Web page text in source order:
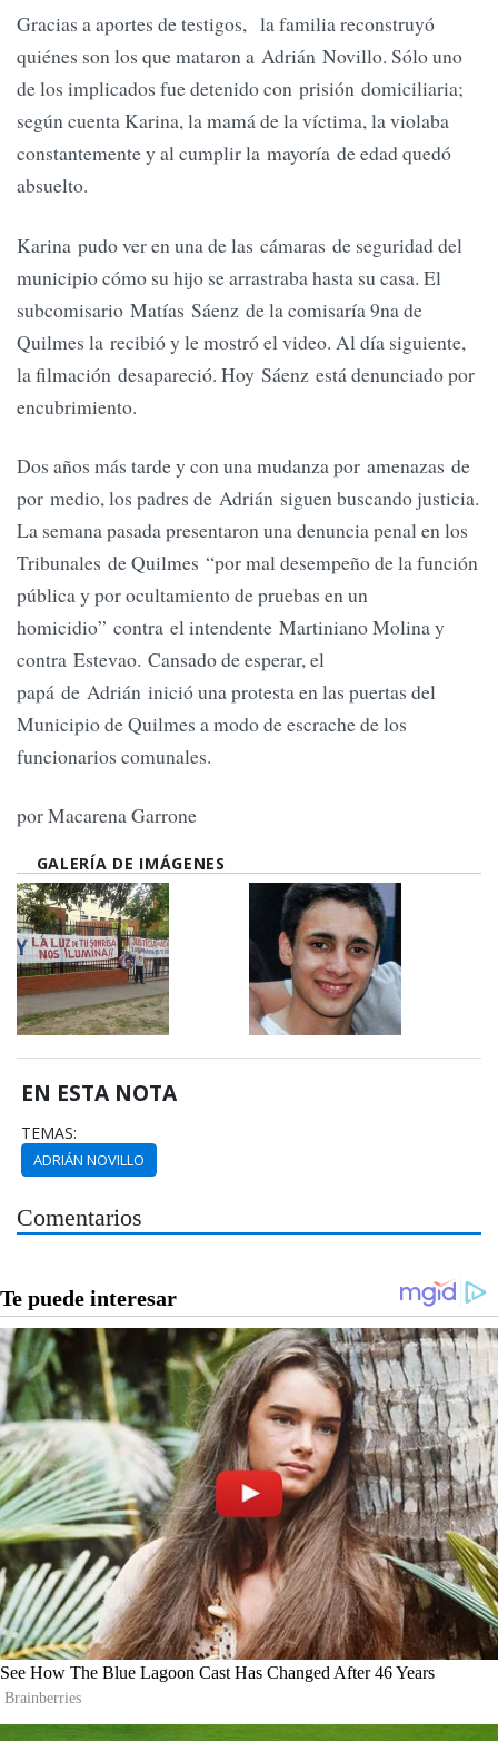
Gracias a aportes de testigos, la familia reconstruyó
quiénes son los que mataron a Adrián Novillo. Sólo uno
de los implicados fue detenido con prisión domiciliaria;
según cuenta Karina, la mamá de la víctima, la violaba
constantemente y al cumplir la mayoría de edad quedó
absuelto.
Karina pudo ver en una de las cámaras de seguridad del
municipio cómo su hijo se arrastraba hasta su casa. El
subcomisario Matías Sáenz de la comisaría 9na de
Quilmes la recibió y le mostró el video. Al día siguiente,
la filmación desapareció. Hoy Sáenz está denunciado por
encubrimiento.
Dos años más tarde y con una mudanza por amenazas de
por medio, los padres de Adrián siguen buscando justicia.
La semana pasada presentaron una denuncia penal en los
Tribunales de Quilmes “por mal desempeño de la función
pública y por ocultamiento de pruebas en un
homicidio” contra el intendente Martiniano Molina y
contra Estevao. Cansado de esperar, el
papá de Adrián inició una protesta en las puertas del
Municipio de Quilmes a modo de escrache de los
funcionarios comunales.
por Macarena Garrone
GALERÍA DE IMÁGENES
EN ESTA NOTA
TEMAS:
ADRIÁN NOVILLO
Comentarios